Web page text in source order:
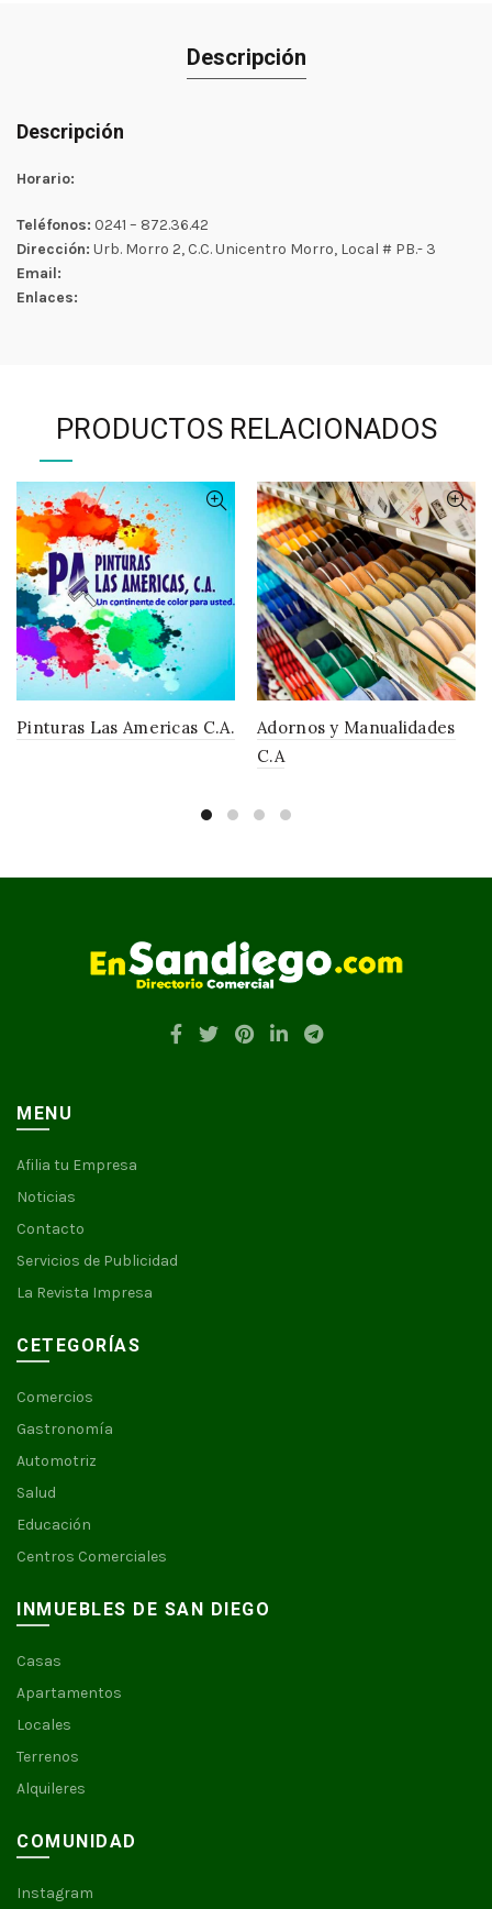
Descripción
Descripción
Horario:
Teléfonos: 0241 – 872.36.42
Dirección: Urb. Morro 2, C.C. Unicentro Morro, Local # PB.- 3
Email:
Enlaces:
PRODUCTOS RELACIONADOS
Pinturas Las Americas C.A.
Adornos y Manualidades
C.A
MENU
Afilia tu Empresa
Noticias
Contacto
Servicios de Publicidad
La Revista Impresa
CETEGORÍAS
Comercios
Gastronomía
Automotriz
Salud
Educación
Centros Comerciales
INMUEBLES DE SAN DIEGO
Casas
Apartamentos
Locales
Terrenos
Alquileres
COMUNIDAD
Instagram